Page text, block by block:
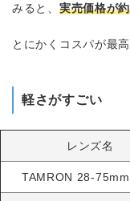
みると、 実売価格が
とにかくコスパが最高
軽さがすごい
レンズ名
TAMRON 28-